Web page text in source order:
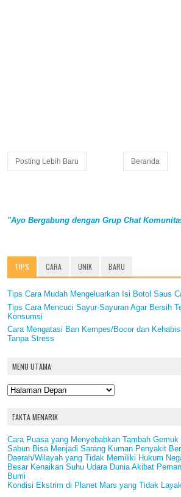
Posting Lebih Baru Beranda
"Ayo Bergabung dengan Grup Chat
TIPS CARA UNIK BARU
Tips Cara Mudah Mengeluarkan Isi Botol Saus
Tips Cara Mencuci Sayur-Sayuran Agar Bersih
Konsumsi
Cara Mengatasi Ban Kempes/Bocor dan
Tanpa Stress
MENU UTAMA
FAKTA MENARIK
Cara Puasa yang Menyebabkan Tambah
Sabun Bisa Menjadi Sarang Kuman Penyakit
Daerah/Wilayah yang Tidak Memiliki Hukum
Besar Kenaikan Suhu Udara Dunia Akibat
Bumi
Kondisi Ekstrim di Planet Mars yang Tidak